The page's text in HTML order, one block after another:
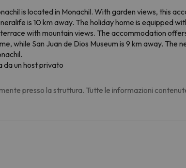
is located in Monachil. With garden views, this
is 10 km away. The holiday home is equipped
with mountain views. The accommodation
while San Juan de Dios Museum is 9 km away. The
da un host privato
presso la struttura. Tutte le informazioni